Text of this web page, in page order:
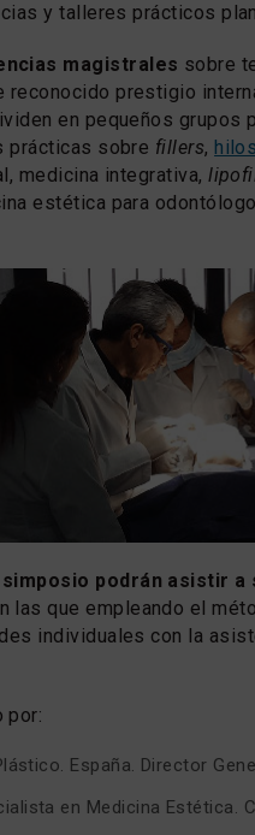
y talleres prácticos
magistrales sobre
prestigio
en pequeños grupos
prácticas sobre fillers,
medicina integrativa,
estética para
podrán asistir
las que empleando el
individuales con la
por:
España. Director
en Medicina Estética.